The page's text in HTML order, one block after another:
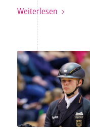
Weiterlesen